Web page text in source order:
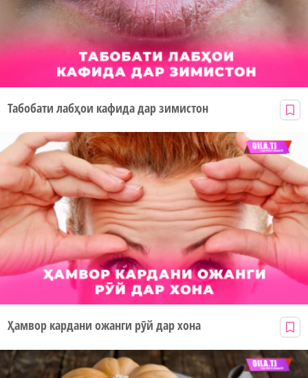
Табобати лабҳои кафида дар зимистон
Ҳамвор кардани ожанги рӯй дар хона